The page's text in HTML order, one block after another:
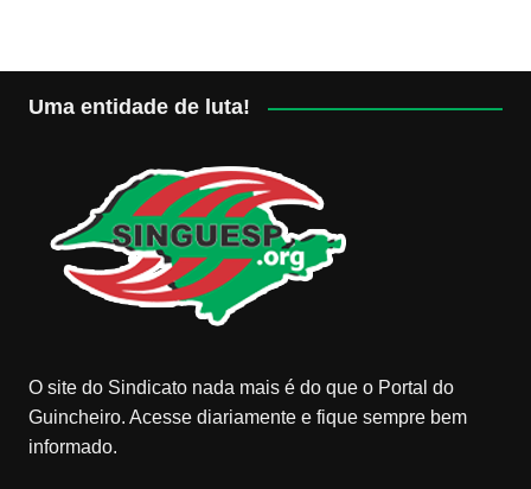
Uma entidade de luta!
O site do Sindicato nada mais é do que o Portal do
Guincheiro. Acesse diariamente e fique sempre bem
informado.